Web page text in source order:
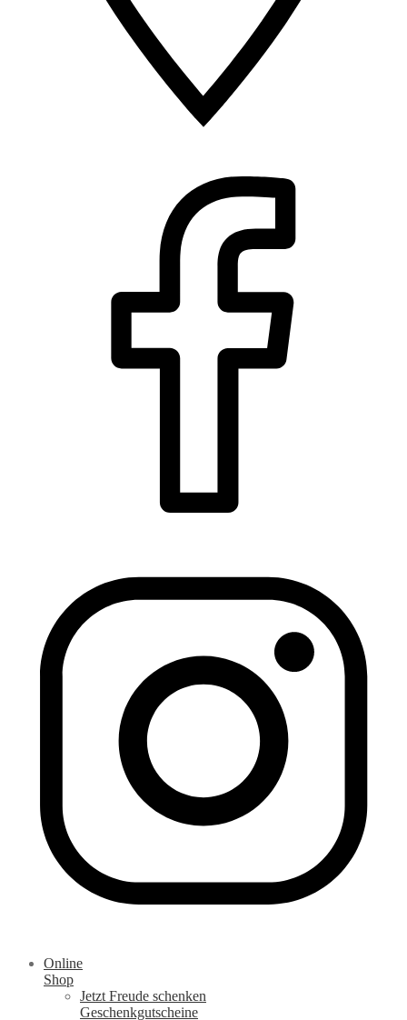
Online
Shop
Jetzt Freude schenken
Geschenkgutscheine